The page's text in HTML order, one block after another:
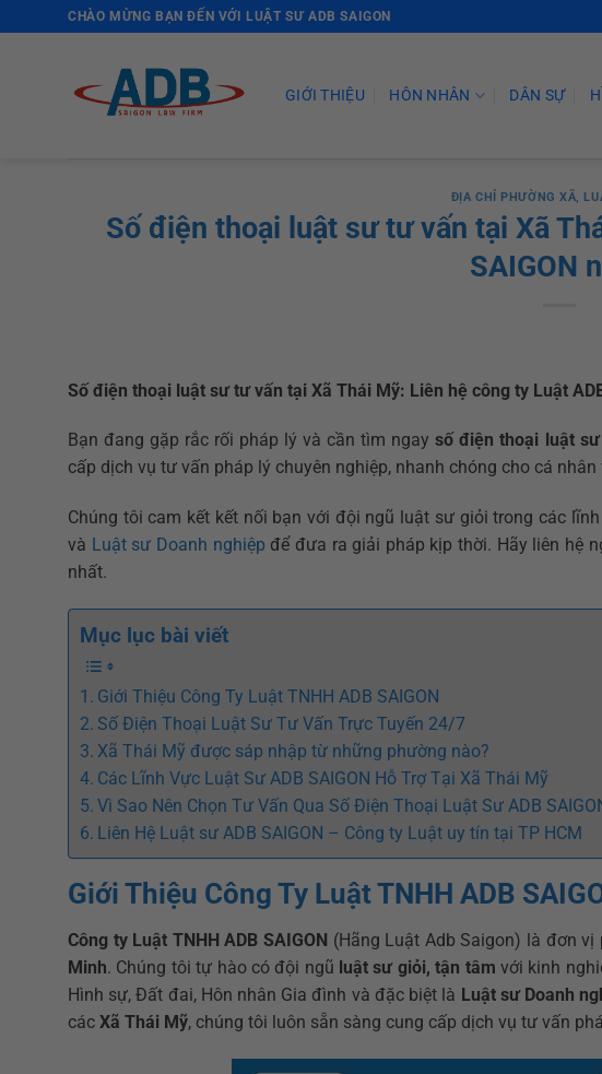
CHÀO MỪNG BẠN ĐẾN VỚI LUẬT SƯ ADB SAIGON
GIỚI THIỆU HÔN NHÂN DÂN SỰ
ĐỊA CHỈ PHƯỜNG XÃ,
Số điện thoại luật sư tư vấn tại Xã
SAIGON
Số điện thoại luật sư tư vấn tại Xã Thái Mỹ: Liên hệ công ty Luật
Bạn đang gặp rắc rối pháp lý và cần tìm ngaysố điện thoại luật
cấp dịch vụ tư vấn pháp lý chuyên nghiệp, nhanh chóng cho cá
Chúng tôi cam kết kết nối bạn với đội ngũ luật sư giỏi trong các
và Luật sư Doanh nghiệp để đưa ra giải pháp kịp thời. Hãy liên hệ
nhất.
Mục lục bài viết
Giới Thiệu Công Ty Luật TNHH ADB SAIGON
Số Điện Thoại Luật Sư Tư Vấn Trực Tuyến 24/7
Xã Thái Mỹ được sáp nhập từ những phường nào?
Các Lĩnh Vực Luật Sư ADB SAIGON Hỗ Trợ Tại Xã Thái Mỹ
Vì Sao Nên Chọn Tư Vấn Qua Số Điện Thoại Luật Sư ADB
Liên Hệ Luật sư ADB SAIGON – Công ty Luật uy tín tại TP HCM
Giới Thiệu Công Ty Luật TNHH ADB
Công ty Luật TNHH ADB SAIGON (Hãng Luật Adb Saigon) là đơn
Minh. Chúng tôi tự hào có đội ngũ luật sư giỏi, tận tâm với kinh
Hình sự, Đất đai, Hôn nhân Gia đình và đặc biệt là Luật sư Doanh
các Xã Thái Mỹ, chúng tôi luôn sẵn sàng cung cấp dịch vụ tư vấn